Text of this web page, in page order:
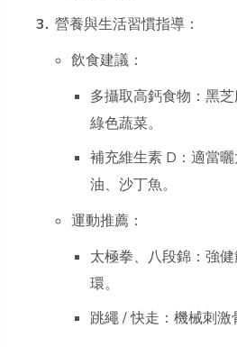
營養與生活習慣指導：
飲食建議：
多攝取高鈣食物：黑
綠色蔬菜。
補充維生素 D：適當
油、沙丁魚。
運動推薦：
太極拳、八段錦：強
環。
跳繩 / 快走：機械刺激